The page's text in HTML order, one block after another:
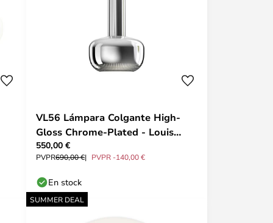
VL56 Lámpara Colgante High-
Gloss Chrome-Plated - Louis
Poulsen
550,00 €
PVPR690,00 € PVPR -140,00 €
En stock
SUMMER DEAL